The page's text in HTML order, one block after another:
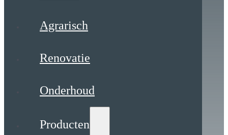
Agrarisch
Renovatie
Onderhoud
Producten